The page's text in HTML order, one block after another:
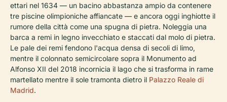
ettari nel 1634 — un bacino abbastanza ampio da contenere
tre piscine olimpioniche affiancate — e ancora oggi inghiotte il
rumore della città come una spugna di pietra. Noleggia una
barca a remi in legno invecchiato e staccati dal molo di pietra.
Le pale dei remi fendono l'acqua densa di secoli di limo,
mentre il colonnato semicircolare sopra il Monumento ad
Alfonso XII del 2018 incornicia il lago che si trasforma in rame
martellato mentre il sole tramonta dietro il Palazzo Reale di
Madrid.